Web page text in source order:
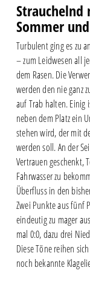
Strauchelnd
Sommer
Turbulent ging es zu
– zum Leidwesen all
dem Rasen. Die
werden den nie ganz
auf Trab halten. Einig
neben dem Platz ein
stehen wird, der mit
werden soll. An der
Vertrauen geschenkt,
Fahrwasser zu
Überfluss in den
Zwei Punkte aus fünf
eindeutig zu mager
mal 0:0, dazu drei
Diese Töne reihen
noch bekannte